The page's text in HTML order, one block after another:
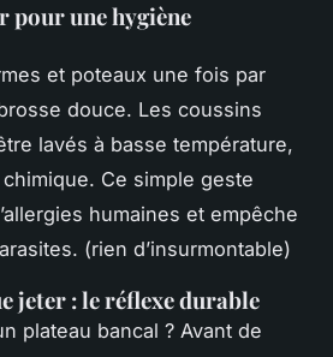
pour une hygiène
et poteaux une fois par
douce. Les coussins
lavés à basse température,
Ce simple geste
humaines et empêche
(rien d’insurmontable)
jeter : le réflexe durable
plateau bancal ? Avant de